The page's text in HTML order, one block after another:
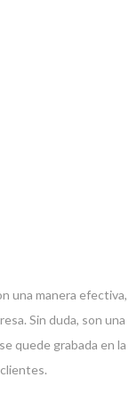
una manera efectiva,
Sin duda, son una
quede grabada en la